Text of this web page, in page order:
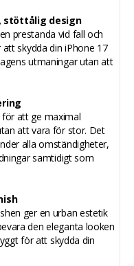
stöttålig design
prestanda vid fall och
skydda din iPhone 17
utmaningar utan att
att ge maximal
att vara för stor. Det
alla omständigheter,
samtidigt som
ger en urban estetik
den eleganta looken
för att skydda din